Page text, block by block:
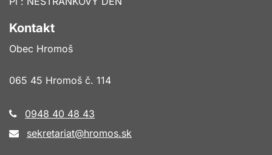
Kontakt
Obec Hromoš
065 45 Hromoš č. 114
0948 40 48 43
sekretariat@hromos.sk